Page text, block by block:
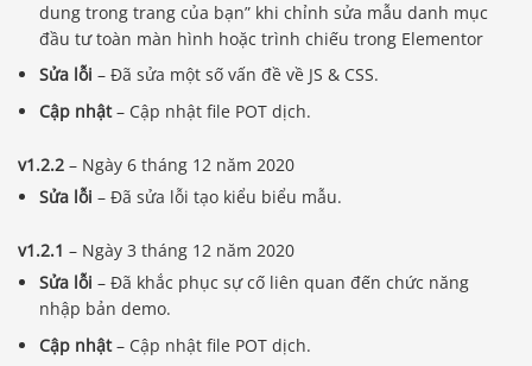
dung trong trang của bạn” khi chỉnh sửa mẫu danh mục
đầu tư toàn màn hình hoặc trình chiếu trong Elementor
Sửa lỗi – Đã sửa một số vấn đề về JS & CSS.
Cập nhật– Cập nhật file POT dịch.
v1.2.2 – Ngày 6 tháng 12 năm 2020
Sửa lỗi – Đã sửa lỗi tạo kiểu biểu mẫu.
v1.2.1 – Ngày 3 tháng 12 năm 2020
Sửa lỗi – Đã khắc phục sự cố liên quan đến chức năng
nhập bản demo.
Cập nhật– Cập nhật file POT dịch.
0903.976.769